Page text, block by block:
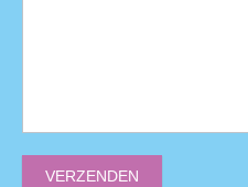
VERZENDEN